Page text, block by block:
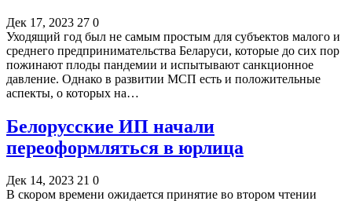
Дек 17, 2023 27 0
Уходящий год был не самым простым для субъектов малого и
среднего предпринимательства Беларуси, которые до сих пор
пожинают плоды пандемии и испытывают санкционное
давление. Однако в развитии МСП есть и положительные
аспекты, о которых на…
Белорусские ИП начали
переоформляться в юрлица
Дек 14, 2023 21 0
В скором времени ожидается принятие во втором чтении